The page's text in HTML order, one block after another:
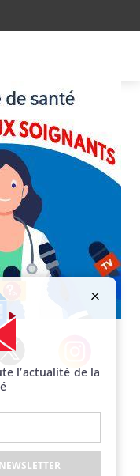
Instagram
l’actualité de la